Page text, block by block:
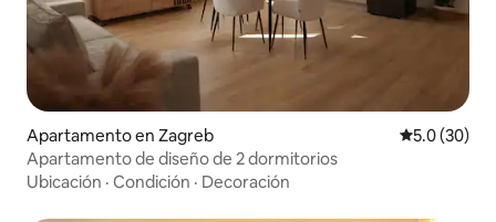
Apartamento en Zagreb Calificación
5.0 (30)
Apartamento de diseño de 2 dormitorios
Ubicación · Condición · Decoración